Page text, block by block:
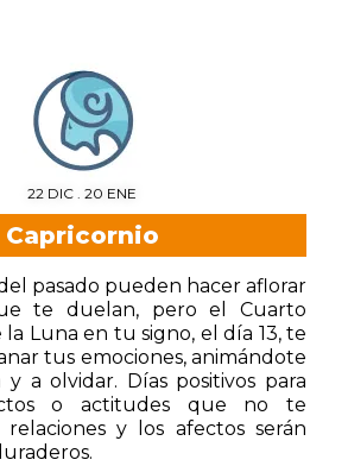
22 DIC . 20 ENE
Capricornio
pasado pueden hacer aflorar
te duelan, pero el Cuarto
Luna en tu signo, el día 13, te
tus emociones, animándote
y a olvidar. Días positivos para
o actitudes que no te
relaciones y los afectos serán